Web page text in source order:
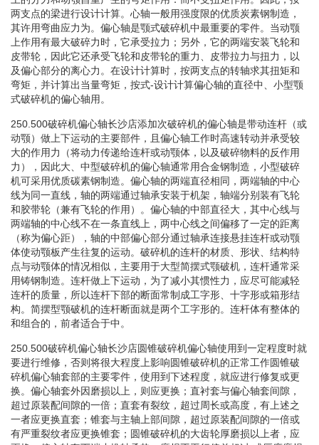
两支点的梁进行设计计算。心轴一般用强度限的优质炭素钢制造，
其许用弯曲应力为。偏心轴是颚式破碎机中最重要的零件。当动颚
上作用有最大破碎力时，它承受拉力；另外，它的两端安装飞轮和
皮带轮，因此它还承受飞轮和皮带轮的重力、皮带拉力与扭力，以
及偏心部分的离心力。在设计计算时，按两支点的转轴求其扭矩和
弯矩，并计算出当量弯矩，按式-设计计算偏心轴的直径中、小型颚
式破碎机的偏心轴用。
250.500破碎机偏心轴长沙店添加次破碎机的偏心轴是带动连杆（或
动颚）做上下运动的主要部件，且偏心轴工作时高速转动并承受较
大的作用力（将动力传递给连杆或动颚体，以及破碎物料的反作用
力），因此大、中型破碎机的偏心轴通常用合金钢制造，小型破碎
机可采用优质碳素钢制造。偏心轴的两端直径相同，两端轴的中心
线为同一直线，轴的两端通过轴承安装于机架，轴端分别装有飞轮
和胶带轮（兼有飞轮的作用）。偏心轴的中部直径大，其中心线与
两端轴的中心线不在一条直线上，两中心线之间偏移了一定的距离
（称为偏心距），轴的中部偏心部分通过轴承连接悬挂连杆或动颚
体使动颚板产生往复的运动。破碎机的连杆的材质、形状、结构特
点与动颚体的情况相似，主要用于大型简摆式颚破机，连杆通常采
用铸钢制造。连杆做上下运动，为了减小其惯性力，应尽可能减轻
连杆的质量，所以连杆下部的断面常制成工字形、十字形或箱形结
构。简摆型颚破机的连杆断面就是两个工字形的。连杆体有整体的
和组合的，前者适合于中。
250.500破碎机偏心轴长沙店圆锥破碎机偏心轴使用到一定程度时就
要进行维修，否则将很大程度上影响圆锥破碎机的正常工作圆锥破
碎机偏心轴套部的主要零件，使用到下述程度，就应进行修复或更
换。偏心轴套外因磨损以上，则应更换；直衬套与偏心轴套间隙，
超过原装配间隙的一倍；直套有裂纹，超过周长或高度，有上述之
一者应更换直套；锥套与主轴上部间隙，超过原装配间隙的一倍或
有严重裂纹者应更换锥套；圆锥破碎机的大齿轮厚磨损以上者，应